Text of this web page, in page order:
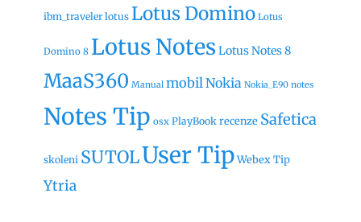
ibm_traveler lotus Lotus Domino Lotus
Domino 8 Lotus Notes Lotus Notes 8
MaaS360 Manual mobil Nokia Nokia_E90 notes
Notes Tip osx PlayBook recenze Safetica
skoleni SUTOLUser TipWebex Tip
Ytria